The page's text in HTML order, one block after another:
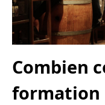
Combien
formation